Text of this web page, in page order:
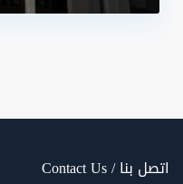
اتصل بنا / Contact Us